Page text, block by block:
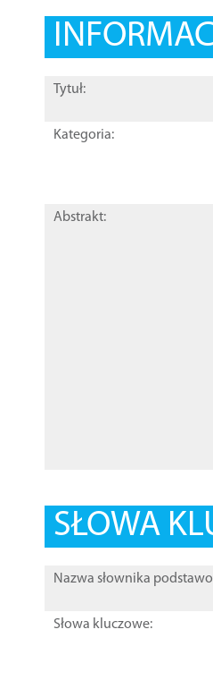
Tytuł:
Kategoria:
Abstrakt:
SŁOWA
Nazwa słownika
Słowa kluczowe: